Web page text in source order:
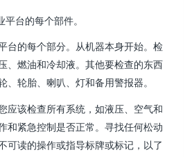
台的每个部件。
台的每个部分。从机器本身开始。检
、燃油和冷却液。其他要检查的东西
、轮胎、喇叭、灯和备用警报器。
应该检查所有系统，如液压、空气和
和紧急控制是否正常。寻找任何松动
可读的操作或指导标牌或标记，以了